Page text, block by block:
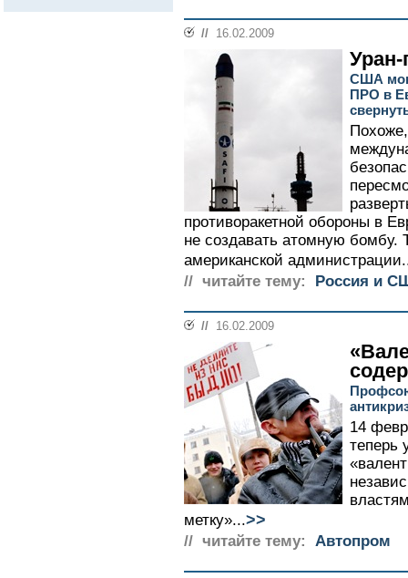
// 16.02.2009
Уран-
США
ПРО в
Похоже,
противоракетной обороны в
не создавать атомную бомбу.
американской
// читайте тему:
Россия и
// 16.02.2009
14
теперь
метку»...>>
// читайте тему: Автопром